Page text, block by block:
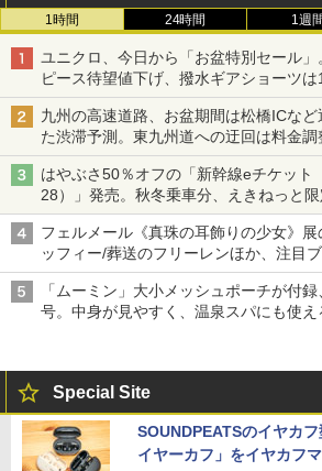
1時間 24時間 1週
ユニクロ、今日から「お盆特別セール
ピース待望値下げ、撥水ギアショーツは
九州の高速道路、お盆期間は松橋ICな
た渋滞予測。東九州道への迂回は料金調
はやぶさ50％オフの「新幹線eチケット
28）」発売。秋冬乗車分、えきねっと限
フェルメール《真珠の耳飾りの少女》展
ッフィー/葬送のフリーレンほか、注目
「ムーミン」大小メッシュポーチが付
号。中身が見やすく、温泉スパにも使え
Special Site
SOUNDPEATSのイヤカ
イヤーカフ」をイヤカフ